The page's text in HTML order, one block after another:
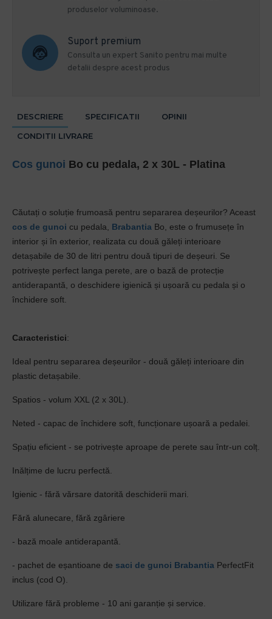
produselor voluminoase.
Suport premium
Consulta un expert Sanito pentru mai multe
detalii despre acest produs
DESCRIERE SPECIFICATII
OPINII
CONDITII LIVRARE
Cos gunoi Bo cu pedala, 2 x 30L - Platina
Căutați o soluție frumoasă pentru separarea deșeurilor? Aceast
cos de gunoi cu pedala, Brabantia Bo, este o frumusețe în
interior și în exterior, realizata cu două găleți interioare
detașabile de 30 de litri pentru două tipuri de deșeuri. Se
potrivește perfect langa perete, are o bază de protecție
antiderapantă, o deschidere igienică și ușoară cu pedala și o
închidere soft.
Caracteristici:
Ideal pentru separarea deșeurilor - două găleți interioare din
plastic detașabile.
Spatios - volum XXL (2 x 30L).
Neted - capac de închidere soft, funcționare ușoară a pedalei.
Spațiu eficient - se potrivește aproape de perete sau într-un colț.
Inălțime de lucru perfectă.
Igienic - fără vărsare datorită deschiderii mari.
Fără alunecare, fără zgâriere
- bază moale antiderapantă.
- pachet de eșantioane de saci de gunoi Brabantia PerfectFit
inclus (cod O).
Utilizare fără probleme - 10 ani garanție și service.